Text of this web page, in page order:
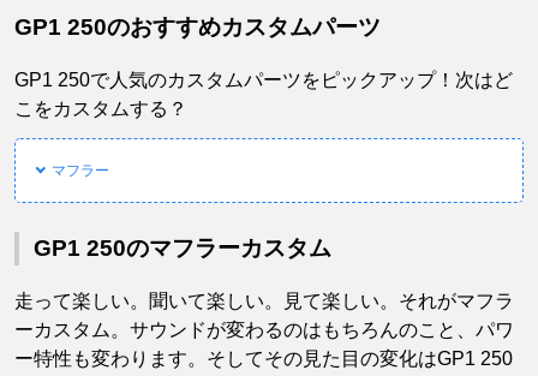
GP1 250のおすすめカスタムパーツ
GP1 250で人気のカスタムパーツをピックアップ！次はど
こをカスタムする？
マフラー
GP1 250のマフラーカスタム
走って楽しい。聞いて楽しい。見て楽しい。それがマフラ
ーカスタム。サウンドが変わるのはもちろんのこと、パワ
ー特性も変わります。そしてその見た目の変化はGP1 250